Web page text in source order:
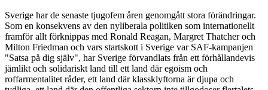
Sverige har de senaste tjugofem åren genomgått stora förändringar.
Som en konsekvens av den nyliberala politiken som internationellt
framför allt förknippas med Ronald Reagan, Margret Thatcher och
Milton Friedman och vars startskott i Sverige var SAF-kampanjen
"Satsa på dig själv", har Sverige förvandlats från ett förhållandevis
jämlikt och solidariskt land till ett land där egoism och
roffarmentalitet råder, ett land där klassklyftorna är djupa och